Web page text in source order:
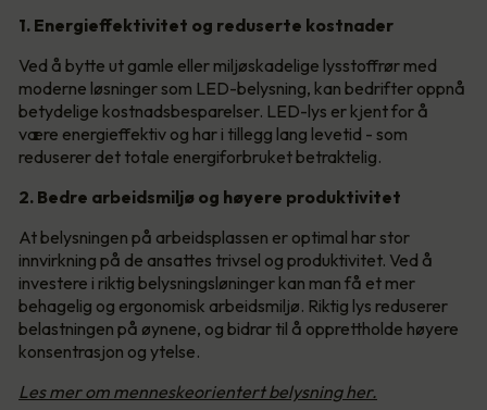
1. Energieffektivitet og reduserte kostnader
Ved å bytte ut gamle eller miljøskadelige lysstoffrør med
moderne løsninger som LED-belysning, kan bedrifter oppnå
betydelige kostnadsbesparelser. LED-lys er kjent for å
være energieffektiv og har i tillegg lang levetid - som
reduserer det totale energiforbruket betraktelig.
2. Bedre arbeidsmiljø og høyere produktivitet
At belysningen på arbeidsplassen er optimal har stor
innvirkning på de ansattes trivsel og produktivitet. Ved å
investere i riktig belysningsløninger kan man få et mer
behagelig og ergonomisk arbeidsmiljø. Riktig lys reduserer
belastningen på øynene, og bidrar til å opprettholde høyere
konsentrasjon og ytelse.
Les mer om menneskeorientert belysning her.